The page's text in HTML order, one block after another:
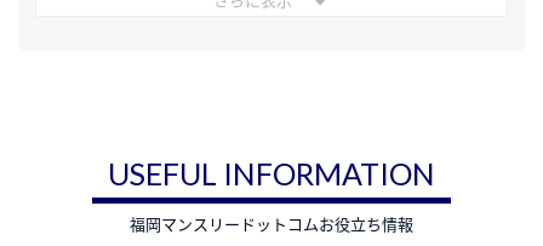
USEFUL INFORMATION
福岡マンスリードットコムお役立ち情報